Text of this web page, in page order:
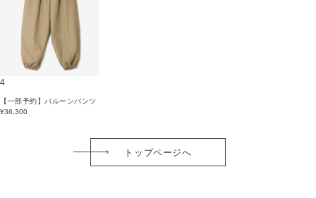
4
【一部予約】バルーンパンツ
¥36,300
トップページへ